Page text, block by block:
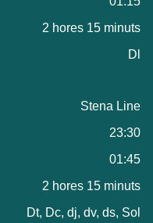
2 hores 15 minuts
Dl
Stena Line
23:30
01:45
2 hores 15 minuts
Dt, Dc, dj, dv, ds, Sol